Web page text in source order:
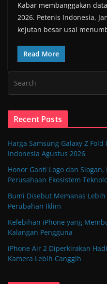
Kabar membanggakan
2026. Petenis Indonesia,
kejutan besar usai
Read More
Recent Posts
Harga Samsung Galaxy Z
Indonesia Agustus 2026
Honor Ganti Logo dan
Perusahaan Ekosistem
Bumi Disebut Memanas
Perubahan Iklim
Kelebihan iPhone yang
Kalangan Pengguna
iPhone Air 2 Diperkirakan
Kamera Lebih Canggih